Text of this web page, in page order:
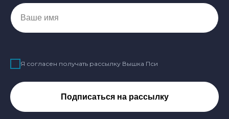
Ваше имя
Я согласен получать рассылку Вышка Пси
Подписаться на рассылку